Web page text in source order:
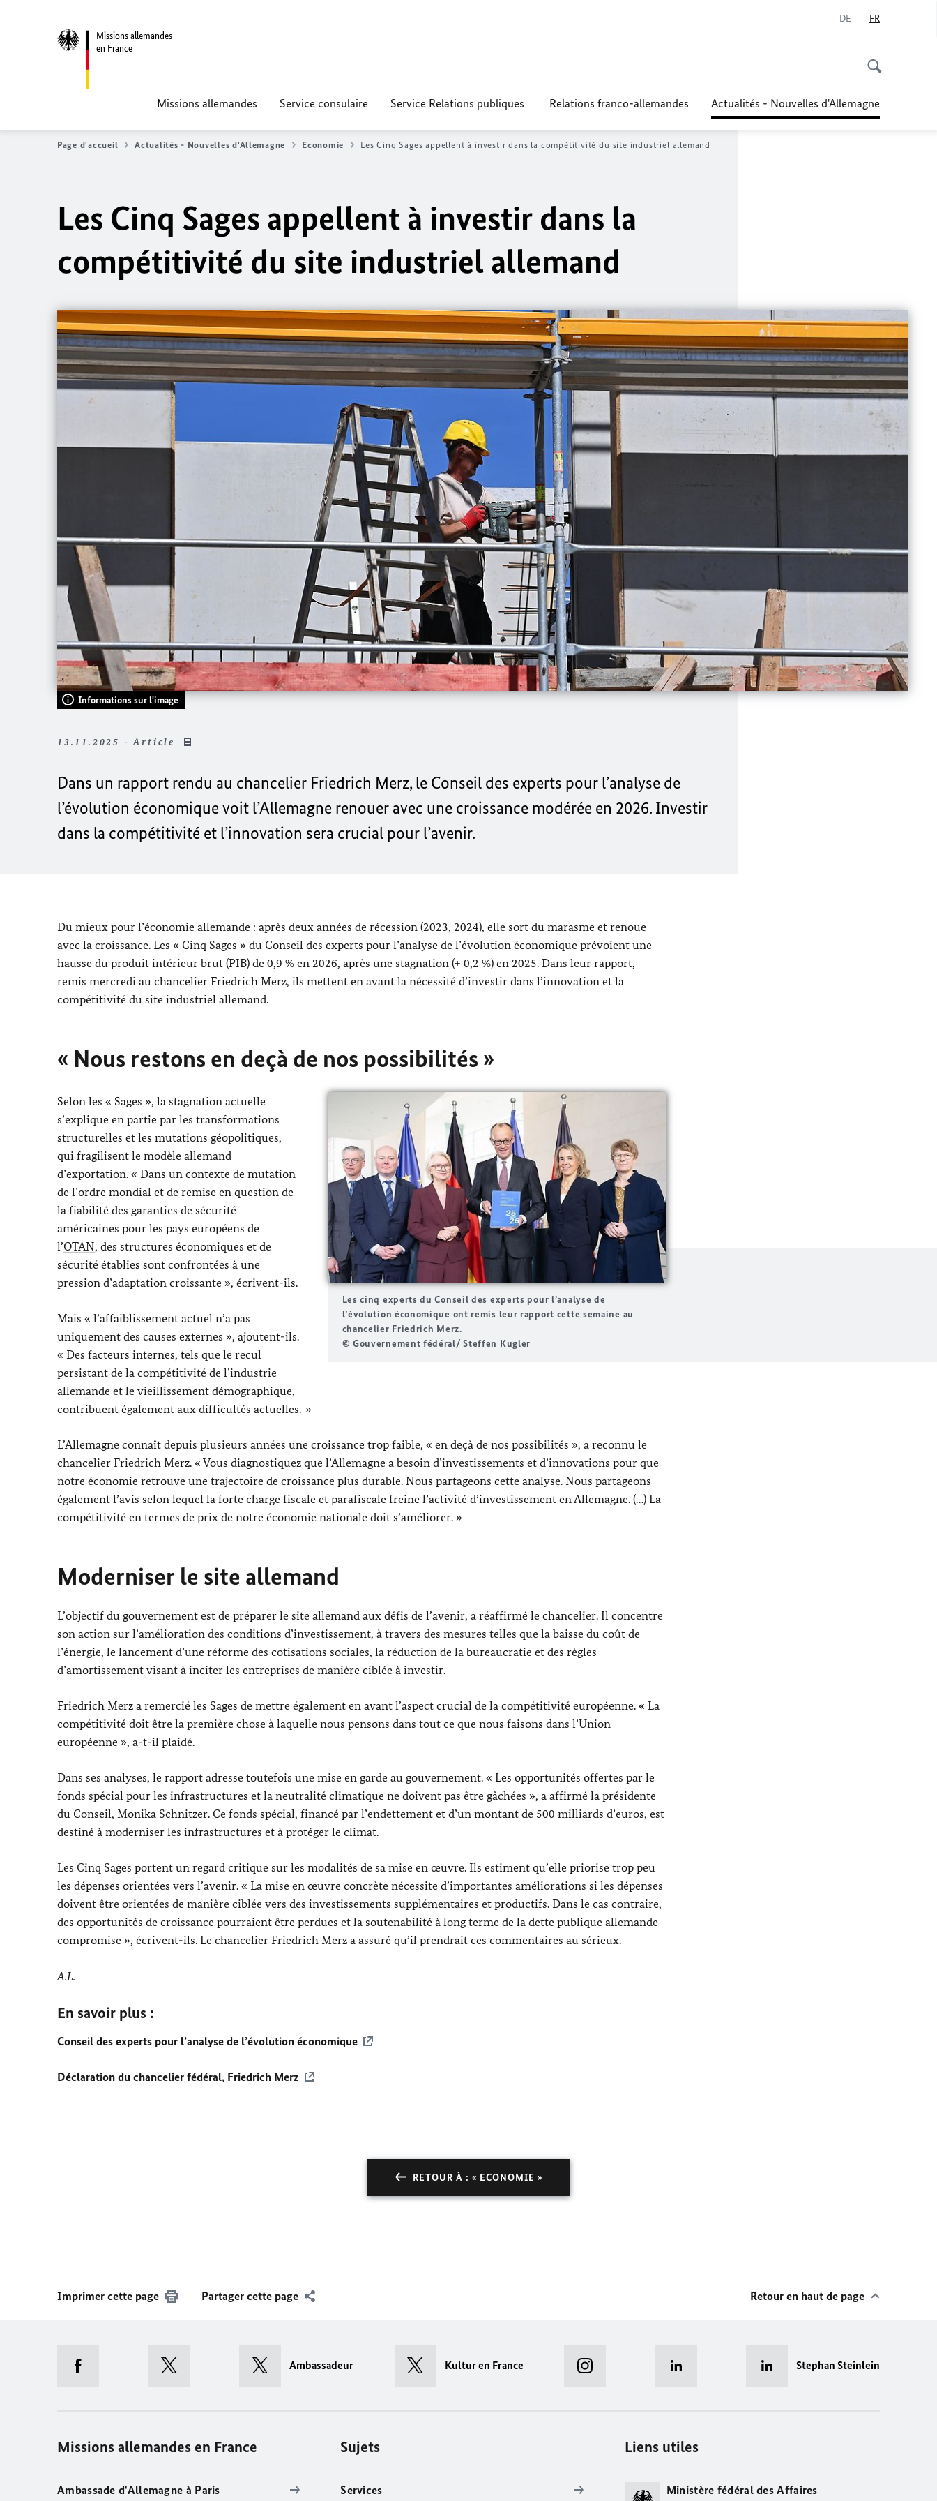
Missions allemandes
en France
DE FR
Missions allemandes Service consulaire Service Relations publiques Relations franco-allemandes Actualités - Nouvelles d'Allemagne
Page d'accueil Actualités - Nouvelles d'Allemagne Economie Les Cinq Sages appellent à investir dans la compétitivité du site industriel allemand
Les Cinq Sages appellent à investir dans la
compétitivité du site industriel allemand
Informations sur l'image
13.11.2025 - Article
Dans un rapport rendu au chancelier Friedrich Merz, le Conseil des experts pour l’analyse de
l’évolution économique voit l’Allemagne renouer avec une croissance modérée en 2026. Investir
dans la compétitivité et l’innovation sera crucial pour l’avenir.
Du mieux pour l’économie allemande : après deux années de récession (2023, 2024), elle sort du marasme et renoue
avec la croissance. Les « Cinq Sages » du Conseil des experts pour l’analyse de l’évolution économique prévoient une
hausse du produit intérieur brut (PIB) de 0,9 % en 2026, après une stagnation (+ 0,2 %) en 2025. Dans leur rapport,
remis mercredi au chancelier Friedrich Merz, ils mettent en avant la nécessité d’investir dans l’innovation et la
compétitivité du site industriel allemand.
« Nous restons en deçà de nos possibilités »
Les cinq experts du Conseil des experts pour l’analyse de
l’évolution économique ont remis leur rapport cette semaine au
chancelier Friedrich Merz.
© Gouvernement fédéral/ Steffen Kugler
Selon les « Sages », la stagnation actuelle
s’explique en partie par les transformations
structurelles et les mutations géopolitiques,
qui fragilisent le modèle allemand
d’exportation. « Dans un contexte de mutation
de l’ordre mondial et de remise en question de
la fiabilité des garanties de sécurité
américaines pour les pays européens de
l’OTAN, des structures économiques et de
sécurité établies sont confrontées à une
pression d’adaptation croissante », écrivent-ils.
Mais « l’affaiblissement actuel n’a pas
uniquement des causes externes », ajoutent-ils.
« Des facteurs internes, tels que le recul
persistant de la compétitivité de l’industrie
allemande et le vieillissement démographique,
contribuent également aux difficultés actuelles. »
L’Allemagne connaît depuis plusieurs années une croissance trop faible, « en deçà de nos possibilités », a reconnu le
chancelier Friedrich Merz. « Vous diagnostiquez que l’Allemagne a besoin d’investissements et d’innovations pour que
notre économie retrouve une trajectoire de croissance plus durable. Nous partageons cette analyse. Nous partageons
également l’avis selon lequel la forte charge fiscale et parafiscale freine l’activité d’investissement en Allemagne. (…) La
compétitivité en termes de prix de notre économie nationale doit s’améliorer. »
Moderniser le site allemand
L’objectif du gouvernement est de préparer le site allemand aux défis de l’avenir, a réaffirmé le chancelier. Il concentre
son action sur l’amélioration des conditions d’investissement, à travers des mesures telles que la baisse du coût de
l’énergie, le lancement d’une réforme des cotisations sociales, la réduction de la bureaucratie et des règles
d’amortissement visant à inciter les entreprises de manière ciblée à investir.
Friedrich Merz a remercié les Sages de mettre également en avant l’aspect crucial de la compétitivité européenne. « La
compétitivité doit être la première chose à laquelle nous pensons dans tout ce que nous faisons dans l’Union
européenne », a-t-il plaidé.
Dans ses analyses, le rapport adresse toutefois une mise en garde au gouvernement. « Les opportunités offertes par le
fonds spécial pour les infrastructures et la neutralité climatique ne doivent pas être gâchées », a affirmé la présidente
du Conseil, Monika Schnitzer. Ce fonds spécial, financé par l’endettement et d’un montant de 500 milliards d’euros, est
destiné à moderniser les infrastructures et à protéger le climat.
Les Cinq Sages portent un regard critique sur les modalités de sa mise en œuvre. Ils estiment qu’elle priorise trop peu
les dépenses orientées vers l’avenir. « La mise en œuvre concrète nécessite d’importantes améliorations si les dépenses
doivent être orientées de manière ciblée vers des investissements supplémentaires et productifs. Dans le cas contraire,
des opportunités de croissance pourraient être perdues et la soutenabilité à long terme de la dette publique allemande
compromise », écrivent-ils. Le chancelier Friedrich Merz a assuré qu’il prendrait ces commentaires au sérieux.
A.L.
En savoir plus :
Conseil des experts pour l’analyse de l’évolution économique
Déclaration du chancelier fédéral, Friedrich Merz
RETOUR À : « ECONOMIE »
Imprimer cette page Partager cette page Retour en haut de page
Ambassadeur Kultur en France Stephan Steinlein
Missions allemandes en France
Ambassade d'Allemagne à Paris
Sujets
Services
Liens utiles
Ministère fédéral des Affaires